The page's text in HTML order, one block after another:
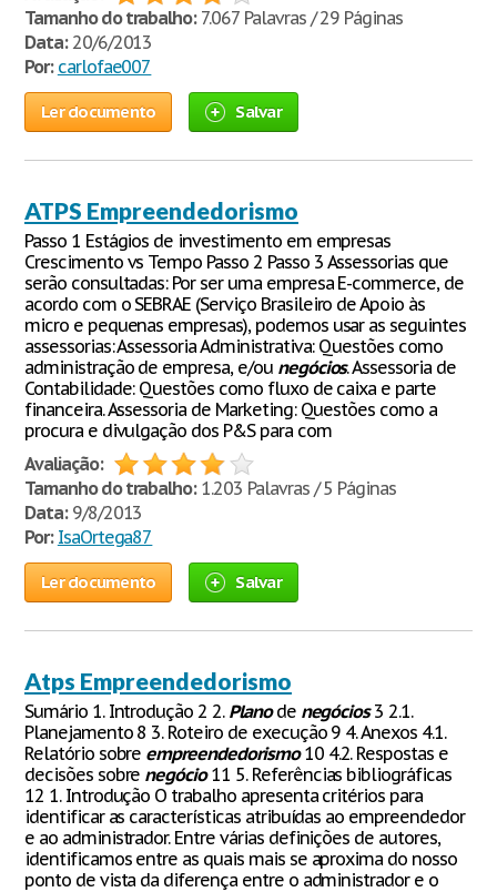
Tamanho do trabalho:7.067 Palavras / 29 Páginas
Data:20/6/2013
Por: carlofae007
Ler documento Salvar
ATPS Empreendedorismo
Passo 1 Estágios de investimento em empresas
Crescimento vs Tempo Passo 2 Passo 3 Assessorias que
serão consultadas: Por ser uma empresa E-commerce, de
acordo com o SEBRAE (Serviço Brasileiro de Apoio às
micro e pequenas empresas), podemos usar as seguintes
assessorias: Assessoria Administrativa: Questões como
administração de empresa, e/ou negócios. Assessoria de
Contabilidade: Questões como fluxo de caixa e parte
financeira. Assessoria de Marketing: Questões como a
procura e divulgação dos P&S para com
Avaliação:
Tamanho do trabalho:1.203 Palavras / 5 Páginas
Data:9/8/2013
Por: IsaOrtega87
Ler documento Salvar
Atps Empreendedorismo
Sumário 1. Introdução 2 2. Planode negócios3 2.1.
Planejamento 8 3. Roteiro de execução 9 4. Anexos 4.1.
Relatório sobre empreendedorismo10 4.2. Respostas e
decisões sobre negócio11 5. Referências bibliográficas
12 1. Introdução O trabalho apresenta critérios para
identificar as características atribuídas ao empreendedor
e ao administrador. Entre várias definições de autores,
identificamos entre as quais mais se aproxima do nosso
ponto de vista da diferença entre o administrador e o